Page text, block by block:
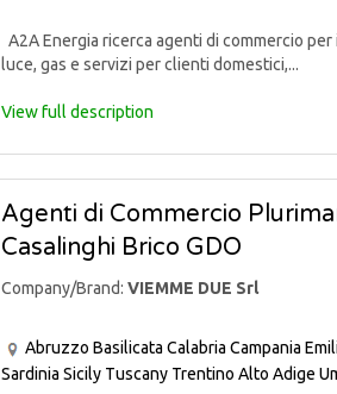
A2A Energia ricerca agenti di commercio
luce, gas e servizi per clienti domestici,...
View full description
Agenti di Commercio
Casalinghi Brico GDO
Company/Brand: VIEMME DUE Srl
Abruzzo Basilicata Calabria Campania
Sardinia Sicily Tuscany Trentino Alto Adige